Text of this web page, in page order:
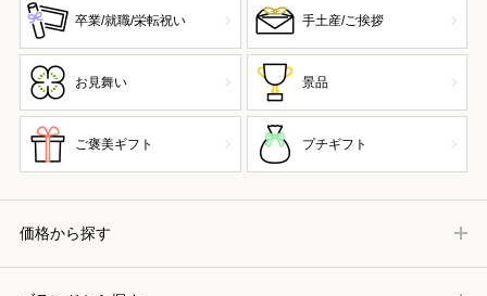
卒業/就職/栄転祝い 手土産/ご挨拶
お見舞い 景品
ご褒美ギフト プチギフト
価格から探す